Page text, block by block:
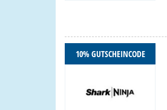
10% GUTSCHEINCODE